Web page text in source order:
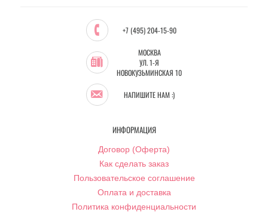
+7 (495) 204-15-90
МОСКВА
УЛ. 1-Я
НОВОКУЗЬМИНСКАЯ 10
НАПИШИТЕ НАМ :)
ИНФОРМАЦИЯ
Договор (Оферта)
Как сделать заказ
Пользовательское соглашение
Оплата и доставка
Политика конфиденциальности